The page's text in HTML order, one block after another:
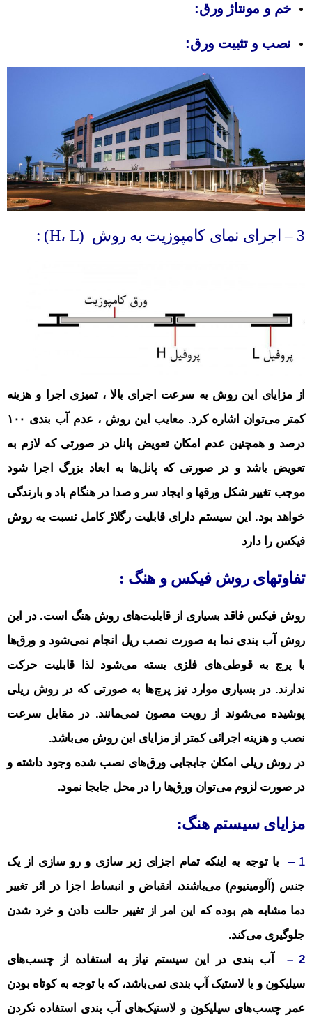
خم و مونتاژ ورق:
نصب و تثبیت ورق:
3 – اجرای نمای کامپوزیت به روش (H، L) :
از مزایای این روش به سرعت اجرای بالا ، تمیزی اجرا و هزینه
کمتر می‌توان اشاره کرد. معایب این روش ، عدم آب بندی ۱۰۰
درصد و همچنین عدم امکان تعویض پانل در صورتی که لازم به
تعویض باشد و در صورتی که پانل‌ها به ابعاد بزرگ اجرا شود
موجب تغییر شکل ورقها و ایجاد سر و صدا در هنگام باد و بارندگی
خواهد بود. این سیستم دارای قابلیت رگلاژ کامل نسبت به روش
فیکس را دارد
تفاوتهای روش فیکس و هنگ :
روش فیکس فاقد بسیاری از قابلیت‌های روش هنگ است. در این
روش آب بندی نما به صورت نصب ریل انجام نمی‌شود و ورق‌ها
با پرچ به قوطی‌های فلزی بسته می‌شود لذا قابلیت حرکت
ندارند. در بسیاری موارد نیز پرچ‌ها به صورتی که در روش ریلی
پوشیده می‌شوند از رویت مصون نمی‌مانند. در مقابل سرعت
نصب و هزینه اجرائی کمتر از مزایای این روش می‌باشد.
در روش ریلی امکان جابجایی ورق‌های نصب شده وجود داشته و
در صورت لزوم می‌توان ورق‌ها را در محل جابجا نمود.
مزایای سیستم هنگ:
1 –
با توجه به اینکه تمام اجزای زیر سازی و رو سازی از یک
جنس (آلومینیوم) می‌باشند، انقباض و انبساط اجزا در اثر تغییر
دما مشابه هم بوده که این امر از تغییر حالت دادن و خرد شدن
جلوگیری می‌کند.
2 –
آب بندی در این سیستم نیاز به استفاده از چسب‌های
سیلیکون و یا لاستیک آب بندی نمی‌باشد، که با توجه به کوتاه بودن
عمر چسب‌های سیلیکون و لاستیک‌های آب بندی استفاده نکردن